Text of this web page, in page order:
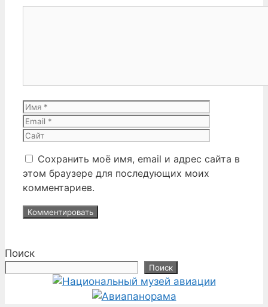
Имя
Сохранить моё имя, email и адрес сайта в
этом браузере для последующих моих
комментариев.
Поиск
Поиск